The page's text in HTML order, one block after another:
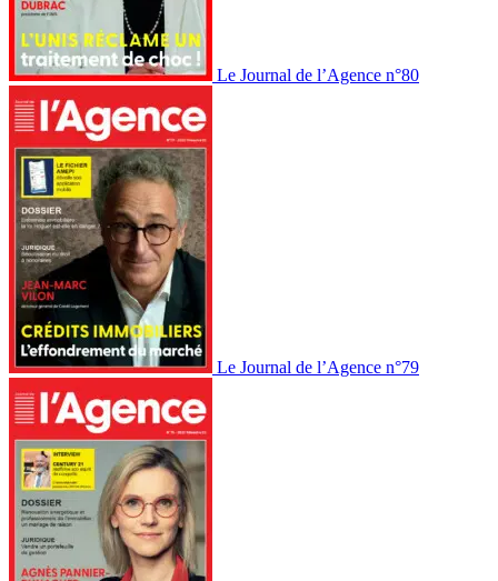
Le Journal de l’Agence n°80
Le Journal de l’Agence n°79